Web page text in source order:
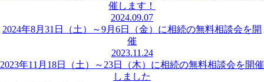
催します！
2024.09.07
2024年8月31日（土）～9月6日（金）に相続の無料相談会を開
催
2023.11.24
2023年11月18日（土）～23日（木）に相続の無料相談会を開催
しました